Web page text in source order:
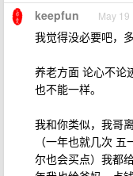
keepfun May 19
我觉得没必要吧，
养老方面 论心不论
也不能一样。
我和你类似，我哥
（一年也就几次
尔也会买点）我都